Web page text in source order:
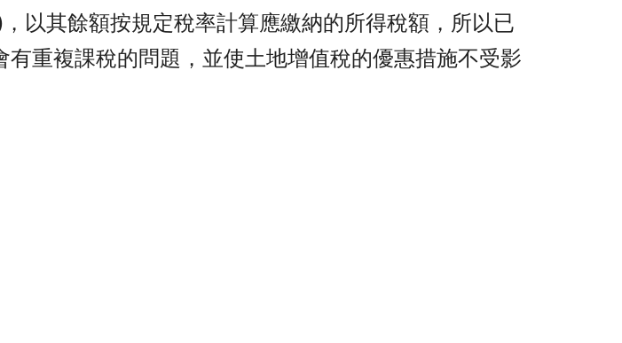
以其餘額按規定稅率計算應繳納的所得稅額，所以已
重複課稅的問題，並使土地增值稅的優惠措施不受影